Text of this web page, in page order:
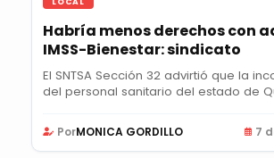
Habría menos derechos con
IMSS-Bienestar: sindicato
El SNTSA Sección 32 advirtió que la
del personal sanitario del estado de
PorMONICA GORDILLO 7